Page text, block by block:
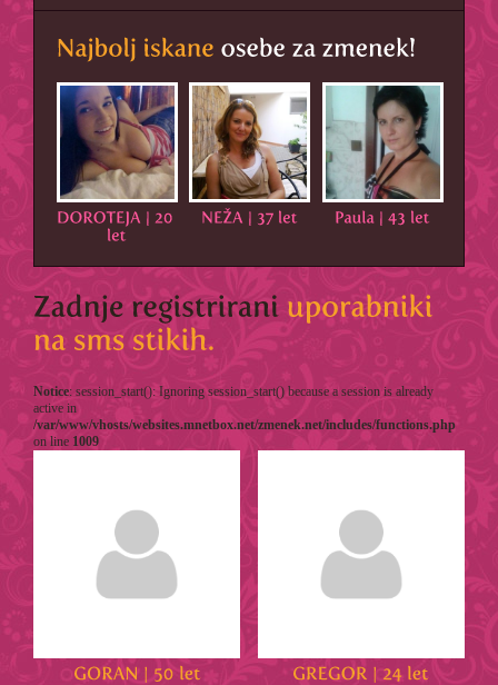
Notice: session_start(): Ignoring session_start() because a session is already
active in
/var/www/vhosts/websites.mnetbox.net/zmenek.net/includes/functions.php
on line 1009